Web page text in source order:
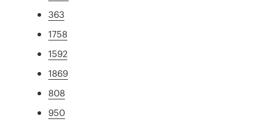
363
1758
1592
1869
808
950